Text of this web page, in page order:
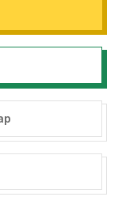
persyaratan ini,
syarat dan